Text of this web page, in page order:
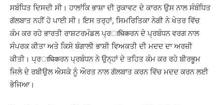
ਸਬੰਧਿਤ ਦਿਸਦੀ ਸੀ। ਹਾਲਾਂਕਿ ਭਾਸ਼ਾ ਦੀ ਰੁਕਾਵਟ ਦੇ ਕਾਰਨ ਉਸ ਨਾਲ ਸੰਬੰਧਿਤ
ਗੱਲਬਾਤ ਨਹੀਂ ਹੋ ਪਾਈ ਸੀ। ਇਸ ਤਰ੍ਹਾਂ, ਸਿਮਰਿਤਿਕਾ ਨੇਗੀ ਨੇ ਖੇਤਰ ਵਿੱਚ
ਕੰਮ ਕਰ ਰਹੇ ਭਾਰਤੀ ਰਾਸ਼ਟਰਮੰਡਲ ਪ੍ਰाधिकਰਨ ਦੇ ਪ੍ਰਬੰਧਨ ਵਰਗ ਨਾਲ
ਸੰਪਰਕ ਕੀਤਾ ਅਤੇ ਕਿਸੇ ਬੰਗਾਲੀ ਭਾਸ਼ੀ ਵਿਅਕਤੀ ਦੀ ਮਦਦ ਦਾ ਅਰਜ਼ੀ
ਕੀਤੀ। ਪ੍ਰाधिकਰਨ ਪ੍ਰਬੰਧਨ ਨੇ ਉਨ੍ਹਾਂ ਦੇ ਤਹਿਤ ਕੰਮ ਕਰ ਰਹੇ ਬੀਰਭੂਮ
ਜਿਲੇ ਦੇ ਰਬੀਉਲ ਐਸਕੇ ਨੂੰ ਔਰਤ ਨਾਲ ਗੱਲਬਾਤ ਕਰਨ ਵਿੱਚ ਮਦਦ ਕਰਨ ਲਈ
ਭੇਜਿਆ।